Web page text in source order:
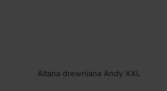
Altana drewniana Andy XXL